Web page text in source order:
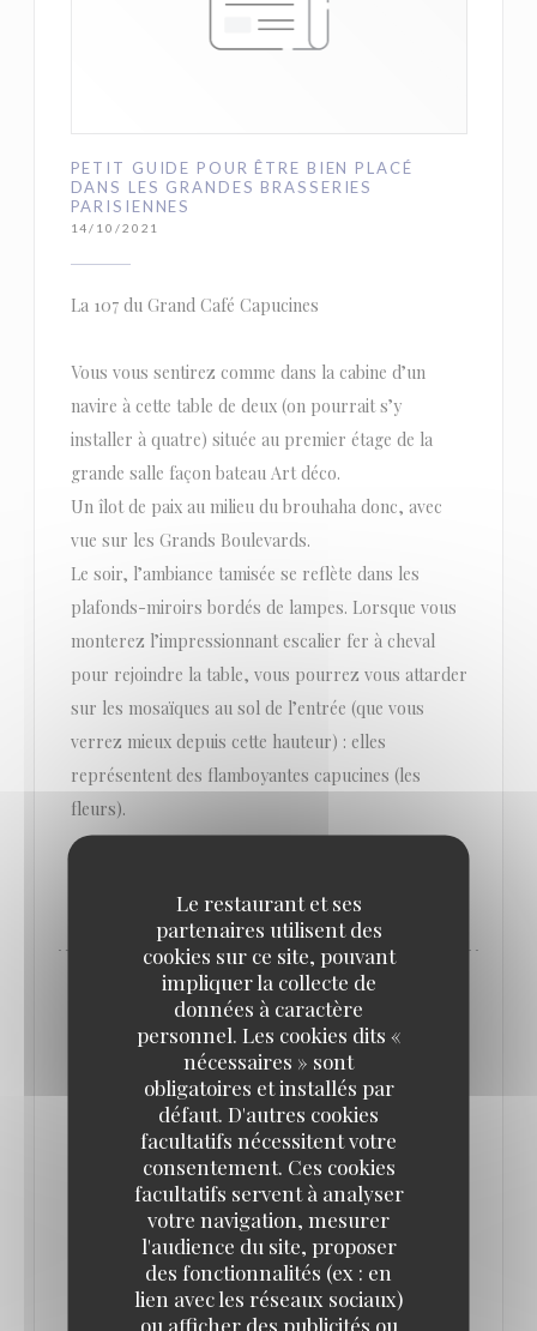
Le restaurant et ses
partenaires utilisent des
cookies sur ce site, pouvant
impliquer la collecte de
données à caractère
personnel. Les cookies dits «
nécessaires » sont
obligatoires et installés par
défaut. D'autres cookies
facultatifs nécessitent votre
consentement. Ces cookies
facultatifs servent à analyser
votre navigation, mesurer
l'audience du site, proposer
des fonctionnalités (ex : en
lien avec les réseaux sociaux)
ou afficher des publicités ou
PETIT GUIDE POUR ÊTRE BIEN PLACÉ
DANS LES GRANDES BRASSERIES
PARISIENNES
14/10/2021
La 107 du Grand Café Capucines
Vous vous sentirez comme dans la cabine d’un
navire à cette table de deux (on pourrait s’y
installer à quatre) située au premier étage de la
grande salle façon bateau Art déco.
Un îlot de paix au milieu du brouhaha donc, avec
vue sur les Grands Boulevards.
Le soir, l’ambiance tamisée se reflète dans les
plafonds-miroirs bordés de lampes. Lorsque vous
monterez l’impressionnant escalier fer à cheval
pour rejoindre la table, vous pourrez vous attarder
sur les mosaïques au sol de l’entrée (que vous
verrez mieux depuis cette hauteur) : elles
représentent des flamboyantes capucines (les
fleurs).
LE GRAND CAFÉ CAPUCINES, LE
RENOUVEAU
29/01/2020